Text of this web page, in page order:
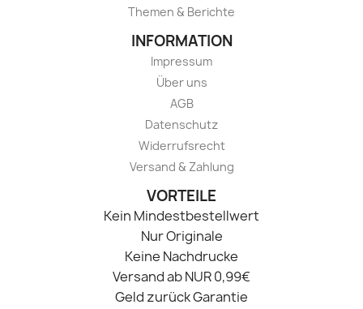
Themen & Berichte
INFORMATION
Impressum
Über uns
AGB
Datenschutz
Widerrufsrecht
Versand & Zahlung
VORTEILE
Kein Mindestbestellwert
Nur Originale
Keine Nachdrucke
Versand ab NUR 0,99€
Geld zurück Garantie